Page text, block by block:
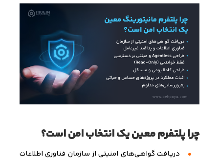
چرا پلتفرم معین یک انتخاب امن است؟
دریافت گواهی‌های امنیتی از سازمان فناوری اطلاعات